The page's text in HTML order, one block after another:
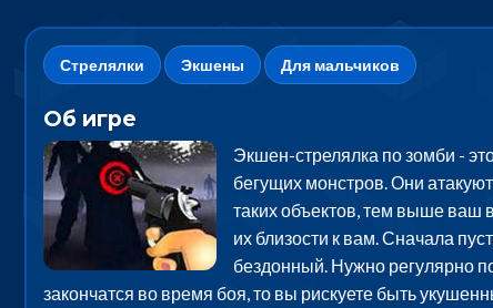
Стрелялки Экшены Для мальчиков
Об игре
Экшен-стрелялка по зомби -
бегущих монстров. Они
таких объектов, тем выше ваш
их близости к вам. Сначала
бездонный. Нужно регулярно
закончатся во время боя, то вы рискуете быть